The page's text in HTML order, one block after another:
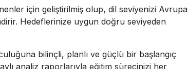
için geliştirilmiş olup, dil seviyenizi Avrupa
Hedeflerinize uygun doğru seviyeden
bilinçli, planlı ve güçlü bir başlangıç
analiz raporlarıyla eğitim sürecinizi her